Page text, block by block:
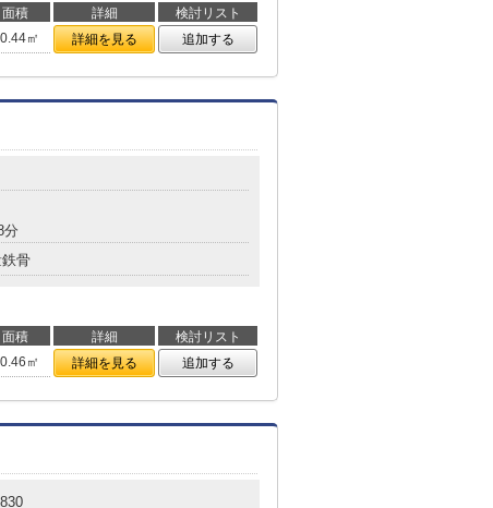
面積 詳細
検討リスト
㎡ 詳細を見る 追加する
分
骨
面積 詳細
検討リスト
㎡ 詳細を見る 追加する